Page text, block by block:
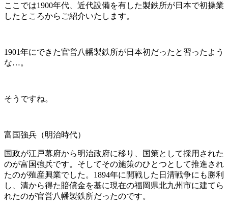
ここでは1900年代、近代設備を有した製鉄所が日本で初操業
したところからご紹介いたします。
1901年にできた官営八幡製鉄所が日本初だったと習ったよう
な…。
そうですね。
富国強兵（明治時代）
国政が江戸幕府から明治政府に移り、国策として採用された
のが富国強兵です。そしてその施策のひとつとして推進され
たのが殖産興業でした。1894年に開戦した日清戦争にも勝利
し、清から得た賠償金を基に現在の福岡県北九州市に建てら
れたのが官営八幡製鉄所だったのです。